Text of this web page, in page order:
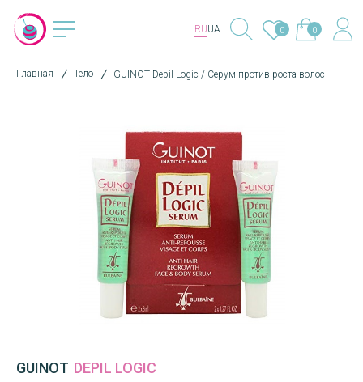
RUUA 0 0
Главная Тело GUINOT Depil Logic / Серум против роста волос
GUINOT DEPIL LOGIC